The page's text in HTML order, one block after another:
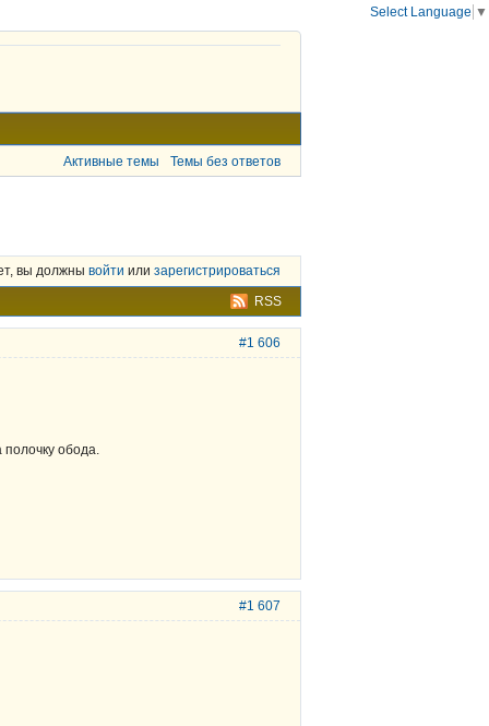
Активные темы Темы без ответов
вы должны войти или зарегистрироваться
RSS
#1 606
полочку обода.
#1 607
Select Language ▼